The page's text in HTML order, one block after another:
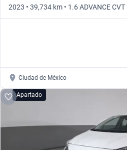
2023 • 39,734 km • 1.6 ADVANCE
Ciudad de México
Apartado